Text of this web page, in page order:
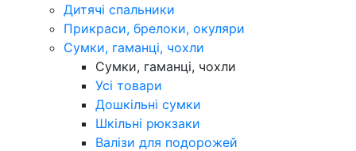
Дитячі спальники
Прикраси, брелоки, окуляри
Сумки, гаманці, чохли
Сумки, гаманці, чохли
Усі товари
Дошкільні сумки
Шкільні рюкзаки
Валізи для подорожей